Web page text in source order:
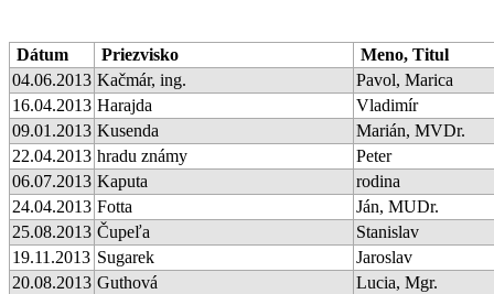
Dátum Priezvisko
Meno, Titul
04.06.2013 Kačmár, ing.
Pavol, Marica
16.04.2013 Harajda
Vladimír
09.01.2013 Kusenda
Marián, MVDr.
22.04.2013 hradu známy
Peter
06.07.2013 Kaputa
rodina
24.04.2013 Fotta
Ján, MUDr.
25.08.2013 Čupeľa
Stanislav
19.11.2013 Sugarek
Jaroslav
20.08.2013 Guthová
Lucia, Mgr.